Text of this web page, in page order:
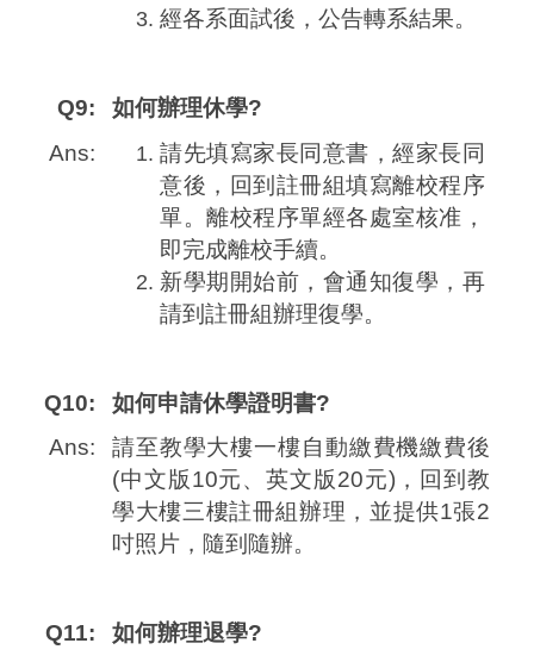
經各系面試後，公告轉系結果。
Q9:
如何辦理休學?
Ans:
請先填寫家長同意書，經家長同
意後，回到註冊組填寫離校程序
單。離校程序單經各處室核准，
即完成離校手續。
新學期開始前，會通知復學，再
請到註冊組辦理復學。
Q10:
如何申請休學證明書?
Ans:
請至教學大樓一樓自動繳費機繳費後
(中文版10元、英文版20元)，回到教
學大樓三樓註冊組辦理，並提供1張2
吋照片，隨到隨辦。
Q11:
如何辦理退學?